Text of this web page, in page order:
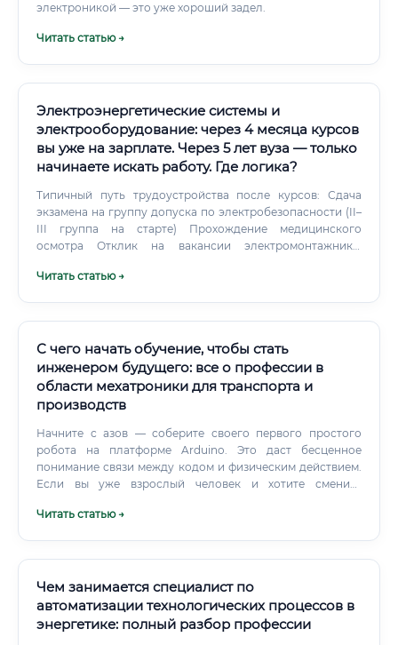
электроникой — это уже хороший задел.
Читать статью →
Электроэнергетические системы и
электрооборудование: через 4 месяца курсов
вы уже на зарплате. Через 5 лет вуза — только
начинаете искать работу. Где логика?
Типичный путь трудоустройства после курсов: Сдача
экзамена на группу допуска по электробезопасности (II–
III группа на старте) Прохождение медицинского
осмотра Отклик на вакансии электромонтажника,
Оформление на предприятии, прохождение вводного
следующие критерии: 💡 Обращайте внимание на
учебные центры при крупных предприятиях и вузах —
они, как правило, предоставляют более качественную
практическую подготовку. Большинство работодателей
в электроэнергетике готовы брать специалистов без
опыта при условии: Наличия базового образования по
профилю (курсы, колледж) Наличия действующей группы
допуска по электробезопасности Прохождения
медицинского осмотра Готовности работать под
показывает: 6–12 месяцев работы под наставничеством
Читать статью →
С чего начать обучение, чтобы стать
инженером будущего: все о профессии в
области мехатроники для транспорта и
производств
Начните с азов — соберите своего первого простого
робота на платформе Arduino. Это даст бесценное
понимание связи между кодом и физическим действием.
Если вы уже взрослый человек и хотите сменить
Изучите язык C++ (для микроконтроллеров) и Python (для
Читать статью →
Чем занимается специалист по
автоматизации технологических процессов в
энергетике: полный разбор профессии